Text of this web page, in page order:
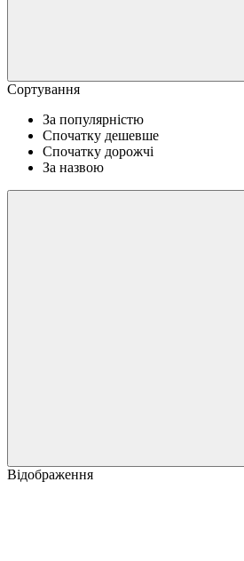
Сортування
За популярністю
Спочатку дешевше
Спочатку дорожчі
За назвою
Відображення